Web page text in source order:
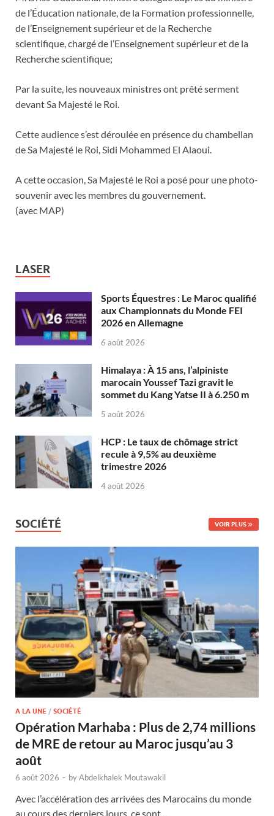
de l’Éducation nationale, de la Formation professionnelle,
de l’Enseignement supérieur et de la Recherche
scientifique, chargé de l’Enseignement supérieur et de la
Recherche scientifique;
Par la suite, les nouveaux ministres ont prêté serment
devant Sa Majesté le Roi.
Cette audience s’est déroulée en présence du chambellan
de Sa Majesté le Roi, Sidi Mohammed El Alaoui.
A cette occasion, Sa Majesté le Roi a posé pour une photo-
souvenir avec les membres du gouvernement.
(avec MAP)
LASER
Sports Équestres : Le Maroc qualifié
aux Championnats du Monde FEI
2026 en Allemagne
6 août 2026
Himalaya : À 15 ans, l’alpiniste
marocain Youssef Tazi gravit le
sommet du Kang Yatse II à 6.250 m
5 août 2026
HCP : Le taux de chômage strict
recule à 9,5% au deuxième
trimestre 2026
4 août 2026
SOCIÉTÉ VOIR PLUS
A LA UNE / SOCIÉTÉ
Opération Marhaba : Plus de 2,74 millions
de MRE de retour au Maroc jusqu’au 3
août
6 août 2026 - byAbdelkhalek Moutawakil
Avec l’accélération des arrivées des Marocains du monde
au cours des derniers jours, ce sont …